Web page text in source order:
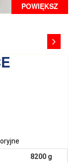
POWIĘKSZ
8200 g